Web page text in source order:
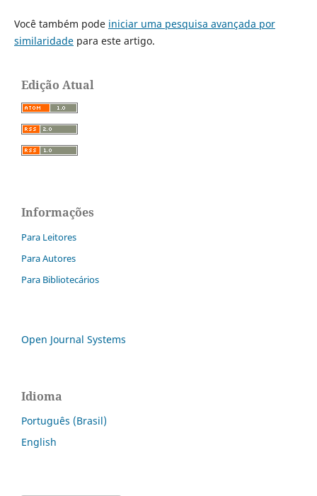
Você também pode iniciar uma pesquisa avançada por
similaridadepara este artigo.
Edição Atual
Informações
Para Leitores
Para Autores
Para Bibliotecários
Open Journal Systems
Idioma
Português (Brasil)
English